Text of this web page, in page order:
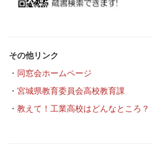
その他リンク
・ 同窓会ホームページ
・ 宮城県教育委員会高校教育課
・ 教えて！工業高校はどんなところ？